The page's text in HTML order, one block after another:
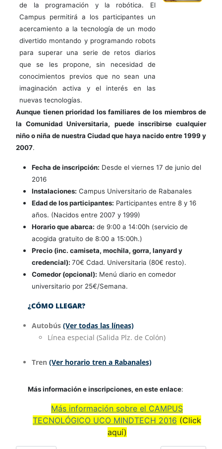
de la programación y la robótica. El
Campus permitirá a los participantes un
acercamiento a la tecnología de un modo
divertido montando y programando robots
para superar una serie de retos diarios
que se les propone, sin necesidad de
conocimientos previos que no sean una
imaginación activa y el interés en las
nuevas tecnologías.
Aunque tienen prioridad los familiares de los miembros de
la Comunidad Universitaria, puede inscribirse cualquier
niño o niña de nuestra Ciudad que haya nacido entre 1999 y
2007.
Fecha de inscripción: Desde el viernes 17 de junio del
2016
Instalaciones: Campus Universitario de Rabanales
Edad de los participantes: Participantes entre 8 y 16
años. (Nacidos entre 2007 y 1999)
Horario que abarca: de 9:00 a 14:00h (servicio de
acogida gratuito de 8:00 a 15:00h.)
Precio (inc. camiseta, mochila, gorra, lanyard y
credencial): 70€ Cdad. Universitaria (80€ resto).
Comedor (opcional): Menú diario en comedor
universitario por 25€/Semana.
¿CÓMO LLEGAR?
Autobús (Ver todas las líneas)
Línea especial (Salida Plz. de Colón)
Tren (Ver horario tren a Rabanales)
Más información e inscripciones, en este enlace:
Más información sobre el CAMPUS
TECNOLÓGICO UCO MINDTECH 2016 (Click
aquí)